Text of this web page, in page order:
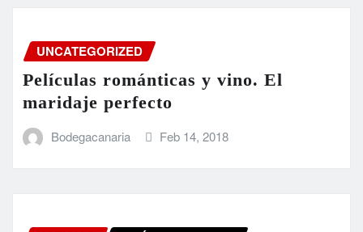
UNCATEGORIZED
Películas románticas y vino. El
maridaje perfecto
Bodegacanaria Feb 14, 2018